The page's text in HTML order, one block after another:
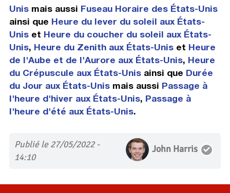
Unismais aussi Fuseau Horaire des États-Unis
ainsi que Heure du lever du soleil aux États-
Uniset Heure du coucher du soleil aux États-
Unis, Heure du Zenith aux États-Uniset Heure
de l'Aube et de l'Aurore aux États-Unis, Heure
du Crépuscule aux États-Unisainsi que Durée
du Jour aux États-Unismais aussi Passage à
l'heure d'hiver aux États-Unis, Passage à
l'heure d'été aux États-Unis.
Publié le 27/05/2022 -
14:10
John Harris